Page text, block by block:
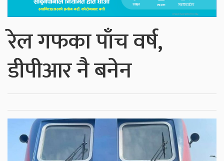
रेल गफका पाँच वर्ष,
डीपीआर नै बनेन